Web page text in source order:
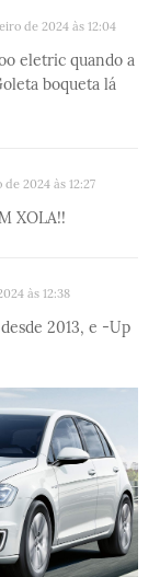
de 2024 às 12:04
eletric quando a
boqueta lá
2024 às 12:27
XOLA!!
às 12:38
2013, e -Up